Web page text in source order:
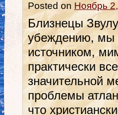
Posted on Ноябрь
Близнецы
убеждению, мы
источником,
практически
значительной
проблемы
что